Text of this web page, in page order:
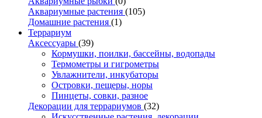
Аквариумные растения (105)
Домашние растения (1)
Террариум
Аксессуары (39)
Кормушки, поилки, бассейны, водопады
Термометры и гигрометры
Увлажнители, инкубаторы
Островки, пещеры, норы
Пинцеты, совки, разное
Декорации для террариумов (32)